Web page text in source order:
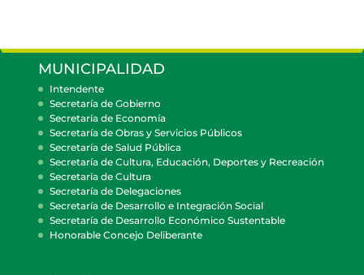
MUNICIPALIDAD
Intendente
Secretaría de Gobierno
Secretaría de Economía
Secretaría de Obras y Servicios Públicos
Secretaría de Salud Pública
Secretaría de Cultura, Educación, Deportes y Recreación
Secretaría de Cultura
Secretaría de Delegaciones
Secretaría de Desarrollo e Integración Social
Secretaría de Desarrollo Económico Sustentable
Honorable Concejo Deliberante